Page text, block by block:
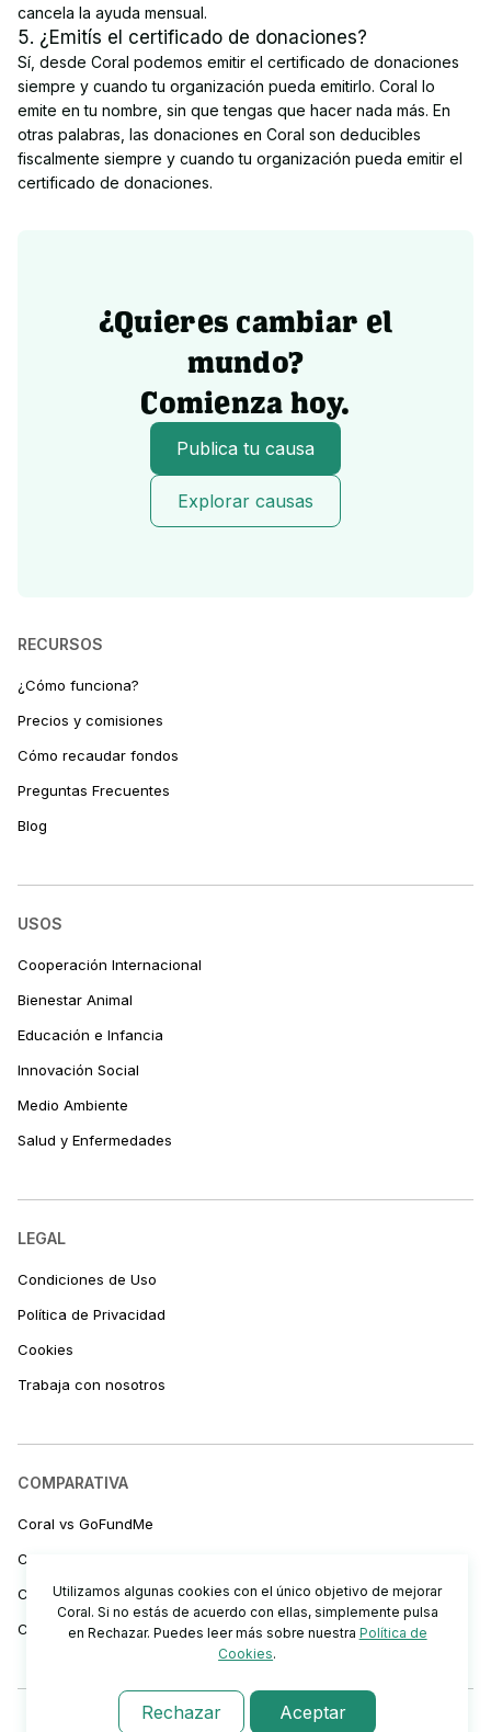
cancela la ayuda mensual.
5. ¿Emitís el certificado de donaciones?
Sí, desde Coral podemos emitir el certificado de donaciones
siempre y cuando tu organización pueda emitirlo. Coral lo
emite en tu nombre, sin que tengas que hacer nada más. En
otras palabras, las donaciones en Coral son deducibles
fiscalmente siempre y cuando tu organización pueda emitir el
certificado de donaciones.
¿Quieres cambiar el
mundo?
Comienza hoy.
Publica tu causa
Explorar causas
RECURSOS
¿Cómo funciona?
Precios y comisiones
Cómo recaudar fondos
Preguntas Frecuentes
Blog
USOS
Cooperación Internacional
Bienestar Animal
Educación e Infancia
Innovación Social
Medio Ambiente
Salud y Enfermedades
LEGAL
Condiciones de Uso
Política de Privacidad
Cookies
Trabaja con nosotros
COMPARATIVA
Coral vs GoFundMe
Coral vs Teaming
Coral vs Bizum
Coral vs Transferencias
Utilizamos algunas cookies con el único objetivo de mejorar
Coral. Si no estás de acuerdo con ellas, simplemente pulsa
en Rechazar. Puedes leer más sobre nuestra Política de
Cookies.
Rechazar Aceptar